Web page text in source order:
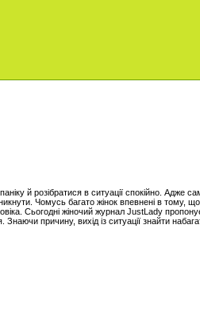
й розібратися в ситуації спокійно. Адже
Чомусь багато жінок впевнені в тому,
Сьогодні жіночий журнал JustLady
причину, вихід із ситуації знайти